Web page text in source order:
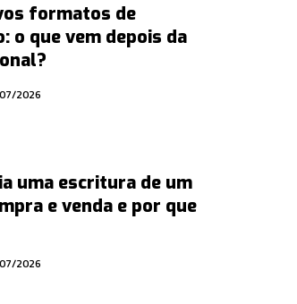
formatos de
o que vem depois da
2026
uma escritura de um
e venda e por que
2026